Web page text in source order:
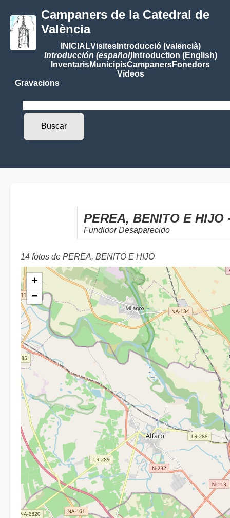
Campaners de la Catedral de
València
INICIALVisitesIntroducció (valencià)
Introducción (español)Introduction (English)
InventarisMunicipisCampanersFonedors
Vídeos
Gravacions
PEREA, BENITO E
Fundidor Desaparecido
14 fotos de PEREA, BENITO E HIJO
+
−